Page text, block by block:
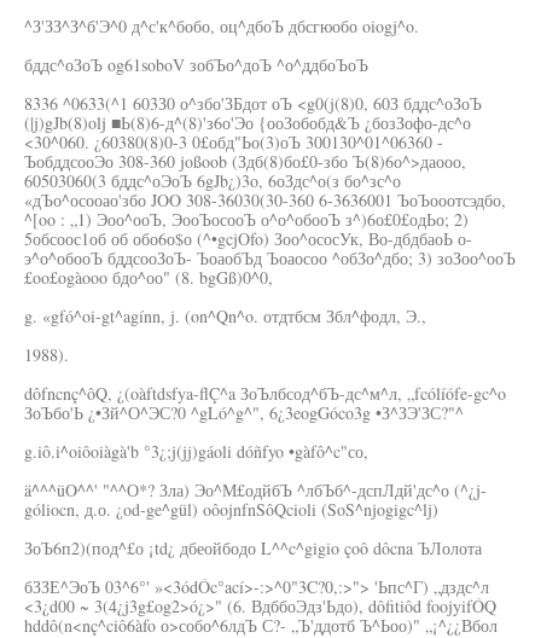
^З'ЗЗ^З^б'Э^0 д^с'к^бобо, оц^дбоЪ дбсгюобо oiogj^o.
бддс^оЗоЪ og61soboV зобЪо^доЪ ^о^ддбоЪоЪ
8336 ^0633(^1 603З0 о^збо'ЗБдот оЪ <g0(j(8)0, 60З бддс^оЗоЪ
(|j)gJb(8)olj ■Ь(8)6-д^(8)'з6о'Эо {ооЗобобд&Ъ ¿бозЗофо-дс^о
<30^060. ¿60380(8)0-3 0£обд"Ьо(3)оЪ 300130^01^06360 -
ЪобддсооЭо 308-360 joßoob (Здб(8)бо£0-збо Ъ(8)6о^>даооо,
60503060(3 бддс^оЭоЪ 6gJb¿)3o, 6оЗдс^о(з бо^зс^о
«дЪо^осооао'збо JOO 308-36030(30-360 6-3636001 ЪоЪооотсэдбо,
^[oo : „1) Эоо^ооЪ, ЭооЪосооЪ о^о^обооЪ з^)6о£0£одЬо; 2)
5обсоос1об об обо6о$о (^•gcjOfo) Зоо^ососУк, Во-дбдбаоЬ о-
э^о^обооЪ бддсооЗоЪ- ЪоаобЪд Ъоаосоо ^обЗо^дбо; 3) зоЗоо^ооЪ
£oo£ogàooo бдо^оо" (8. bgGß)0^0,
g. «gfó^oi-gt^agínn, j. (on^Qn^o. отдтбсм Збл^фодл, Э.,
1988).
dôfncnç^ôQ, ¿(oàftdsfya-flÇ^a ЗоЪлбсод^бЪ-дс^м^л, „fcólíófe-gc^o
ЗоЪбо'Ь ¿•Зй^О^ЭС?0 ^gLó^g^", 6¿3eogGóco3g •З^ЗЭ'ЗС?"^
g.iô.i^oiôoiàgà'b °3¿;j(jj)gáoli dóñfyo •gàfô^c"со,
ä^^^üO^^' "^^О*? Зла) Эо^М£одйбЪ ^лбЪб^-дспЛдй'дс^о (^¿j-
góliocn, д.о. ¿od-ge^gül) oôojnfnSôQcioli (SoS^njogigc^lj)
ЗоЪ6п2)(под^£о ¡td¿ дбеойбодо L^^c^gigio çoô dôcna ЪЛолота
бЗЗЕ^ЭоЪ 03^6°' »<3ódÓc°ací>-:>^0"3C?0,:>"> 'Ьпс^Г) „дздс^л
<3¿d00 ~ 3(4¿j3g£og2>ó¿>" (6. ВдббоЭдз'Ьдо), dôfitiôd foojyifÓQ
hddô(n<nç^ciô6àfo о>собо^6лдЪ С?- „Ъ'ддотб Ъ^Ьоо)" „¡^¿¿Вбол